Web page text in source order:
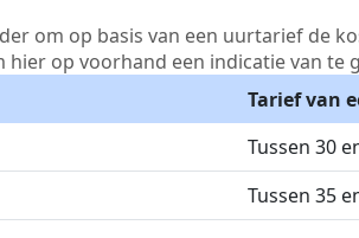
om op basis van een uurtarief de
op voorhand een indicatie van te
Tarief van
Tussen 30
Tussen 35